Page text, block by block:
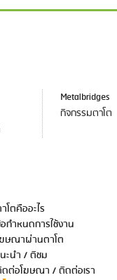
Metalbridges
กิจกรรมตาโต
โตคืออะไร
กำหนดการใช้งาน
ษณาผ่านตาโต
ะนำ / ติชม
ต่อโฆษณา / ติดต่อเรา